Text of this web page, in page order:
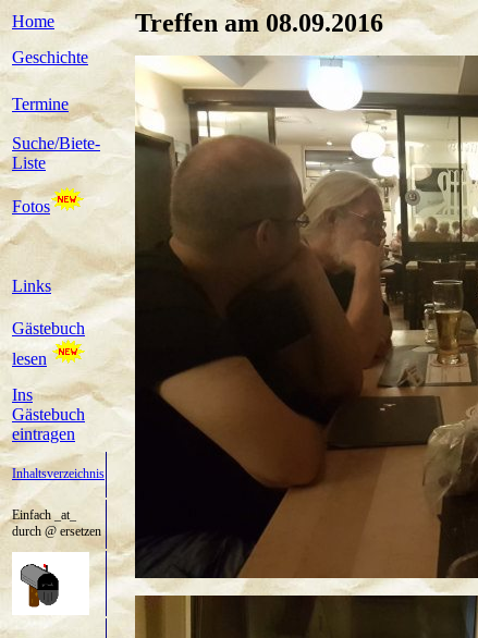
Home
Geschichte
Termine
Suche/Biete-
Liste
Fotos
Links
Gästebuch
lesen
Ins
Gästebuch
eintragen
Inhaltsverzeichnis
Einfach _at_
durch @ ersetzen
Treffen am 08.09.2016